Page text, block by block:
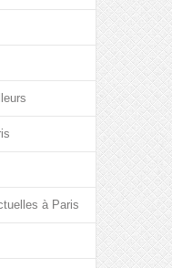
à Paris